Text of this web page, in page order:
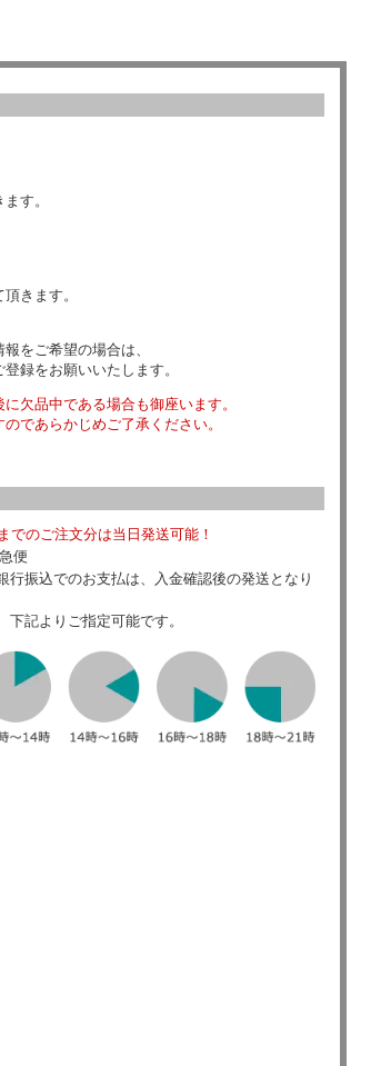
す。
きます。
をご希望の場合は、
録をお願いいたします。
欠品中である場合も御座います。
であらかじめご了承ください。
でのご注文分は当日発送可能！
便
行振込でのお支払は、入金確認後の発送となり
下記よりご指定可能です。